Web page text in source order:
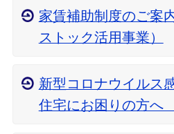
家賃補助制度のご案
ストック活用事業）
新型コロナウイルス
住宅にお困りの方へ